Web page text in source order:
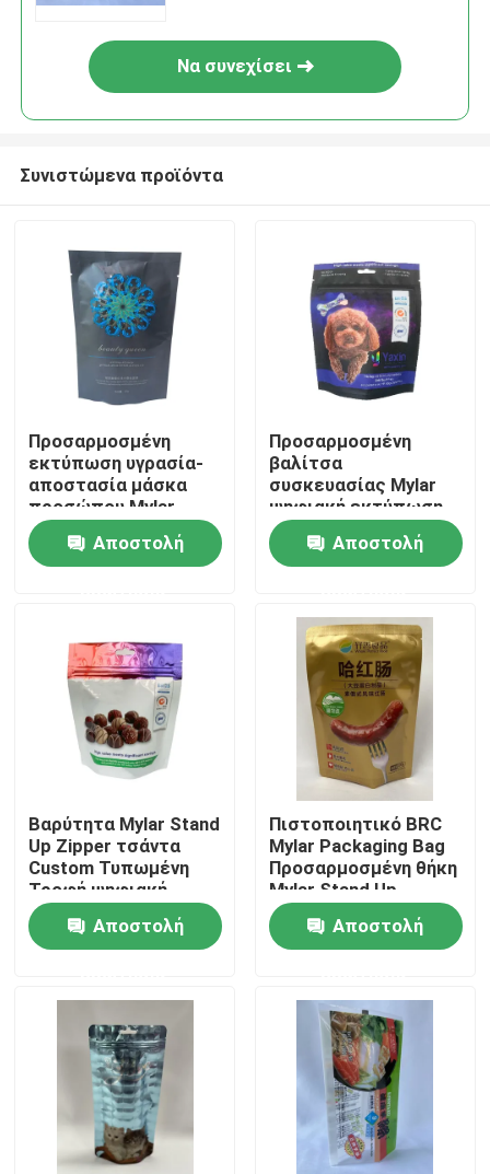
Σπίτι
Περίπου εμείς
Γύρος εργοστασίων
Ποιοτικός έλεγχος
Μας ελάτε σε επαφή με
Ειδήσεις
Περιπτώσεις
Σακούλες συσκευασίας τροφίμων
Θήκη συσκευασίας στομίου
Να συνεχίσει
Συνιστώμενα προϊόντα
Προσαρμοσμένη
εκτύπωση υγρασία-
αποστασία μάσκα
προσώπου Mylar
Stand Up Pouch
Αποστολή
Προσαρμοσμένη
βαλίτσα
συσκευασίας Mylar
ψηφιακή εκτύπωση
με φερμουάρ και
λαβή
Αποστολή
Βαρύτητα Mylar Stand
Up Zipper τσάντα
Custom Τυπωμένη
Τροφή ψηφιακή
εκτύπωση
Αποστολή
Πιστοποιητικό BRC
Mylar Packaging Bag
Προσαρμοσμένη θήκη
Mylar Stand Up
Αποστολή